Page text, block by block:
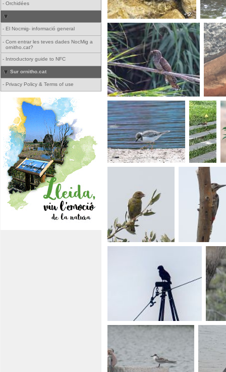
- Orchidées
- El Nocmig- informació general
- Com entrar les teves dades NocMig a
ornitho.cat?
- Introductory guide to NFC
Sur ornitho.cat
- Privacy Policy & Terms of use
+ 2